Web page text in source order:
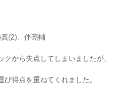
真(2)、伴亮輔
から失点してしまいましたが、
得点を重ねてくれました。